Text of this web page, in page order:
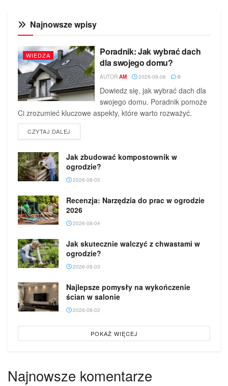
Najnowsze wpisy
WIEDZA
Poradnik: Jak wybrać dach
dla swojego domu?
AUTOR AM 2026-08-06 0
Dowiedz się, jak wybrać dach dla
swojego domu. Poradnik pomoże
Ci zrozumieć kluczowe aspekty, które warto rozważyć.
CZYTAJ DALEJ
Jak zbudować kompostownik w
ogrodzie?
2026-08-05
Recenzja: Narzędzia do prac w ogrodzie
2026
2026-08-04
Jak skutecznie walczyć z chwastami w
ogrodzie?
2026-08-03
Najlepsze pomysły na wykończenie
ścian w salonie
2026-08-02
POKAŻ WIĘCEJ
Najnowsze komentarze